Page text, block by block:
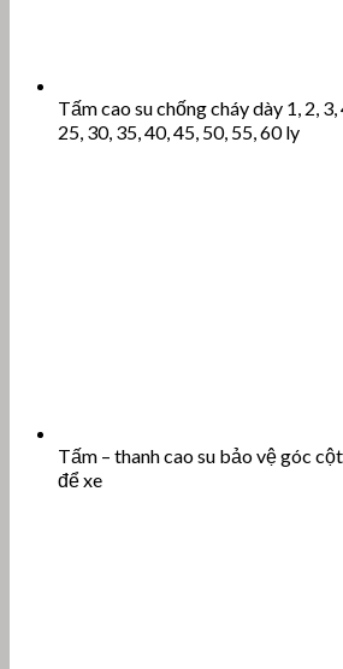
Tấm cao su chống cháy dày 1, 2, 3,
25, 30, 35, 40, 45, 50, 55, 60 ly
Tấm – thanh cao su bảo vệ góc
để xe